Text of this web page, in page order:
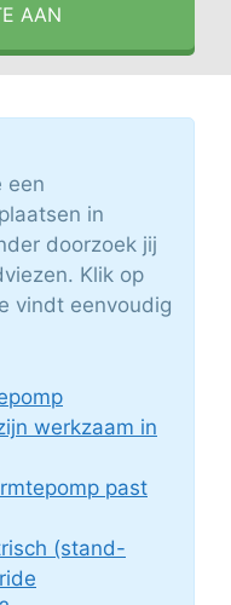
AAN
een
in
doorzoek jij
Klik op
vindt eenvoudig
werkzaam in
past
(stand-